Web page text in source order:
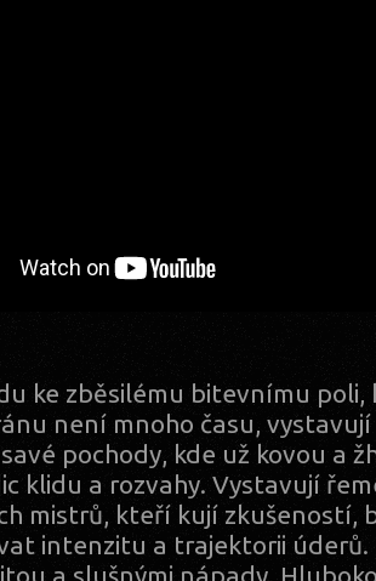
ke zběsilému bitevnímu poli,
není mnoho času, vystavují
pochody, kde už kovou a
klidu a rozvahy. Vystavují
mistrů, kteří kují zkušeností,
intenzitu a trajektorii úderů.
a slušnými nápady.